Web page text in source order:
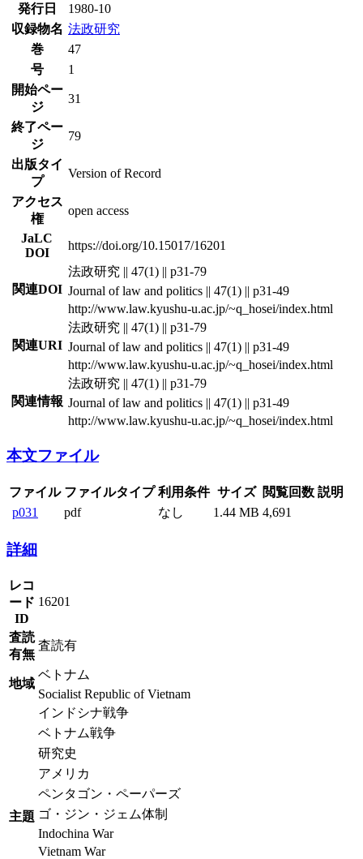
発行日
1980-10
収録物名 法政研究
巻
47
号
1
開始ペー
ジ
31
終了ペー
ジ
79
出版タイ
プ
Version of Record
アクセス
権
open access
JaLC
DOI
https://doi.org/10.15017/16201
関連DOI
法政研究 || 47(1) || p31-79
Journal of law and politics || 47(1) || p31-49
http://www.law.kyushu-u.ac.jp/~q_hosei/index.html
関連URI
法政研究 || 47(1) || p31-79
Journal of law and politics || 47(1) || p31-49
http://www.law.kyushu-u.ac.jp/~q_hosei/index.html
関連情報
法政研究 || 47(1) || p31-79
Journal of law and politics || 47(1) || p31-49
http://www.law.kyushu-u.ac.jp/~q_hosei/index.html
本文ファイル
ファイル ファイルタイプ 利用条件 サイズ 閲覧回数 説明
p031
pdf なし 1.44 MB 4,691
詳細
レコ
ード
ID
16201
査読
有無
査読有
地域
ベトナム
Socialist Republic of Vietnam
主題
インドシナ戦争
ベトナム戦争
研究史
アメリカ
ペンタゴン・ペーパーズ
ゴ・ジン・ジェム体制
Indochina War
Vietnam War